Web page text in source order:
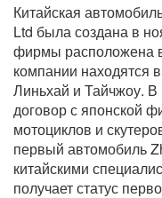
Китайская
Ltd была создана в
фирмы расположена
компании находятся
Линьхай и Тайчжоу. В
договор с японской
мотоциклов и
первый автомобиль
китайскими
получает статус